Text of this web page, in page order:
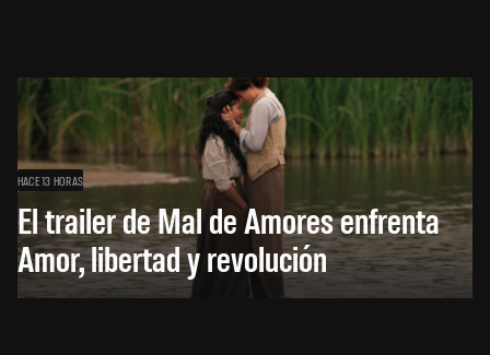
HACE 13 HORAS
El trailer de Mal de Amores enfrenta
Amor, libertad y revolución